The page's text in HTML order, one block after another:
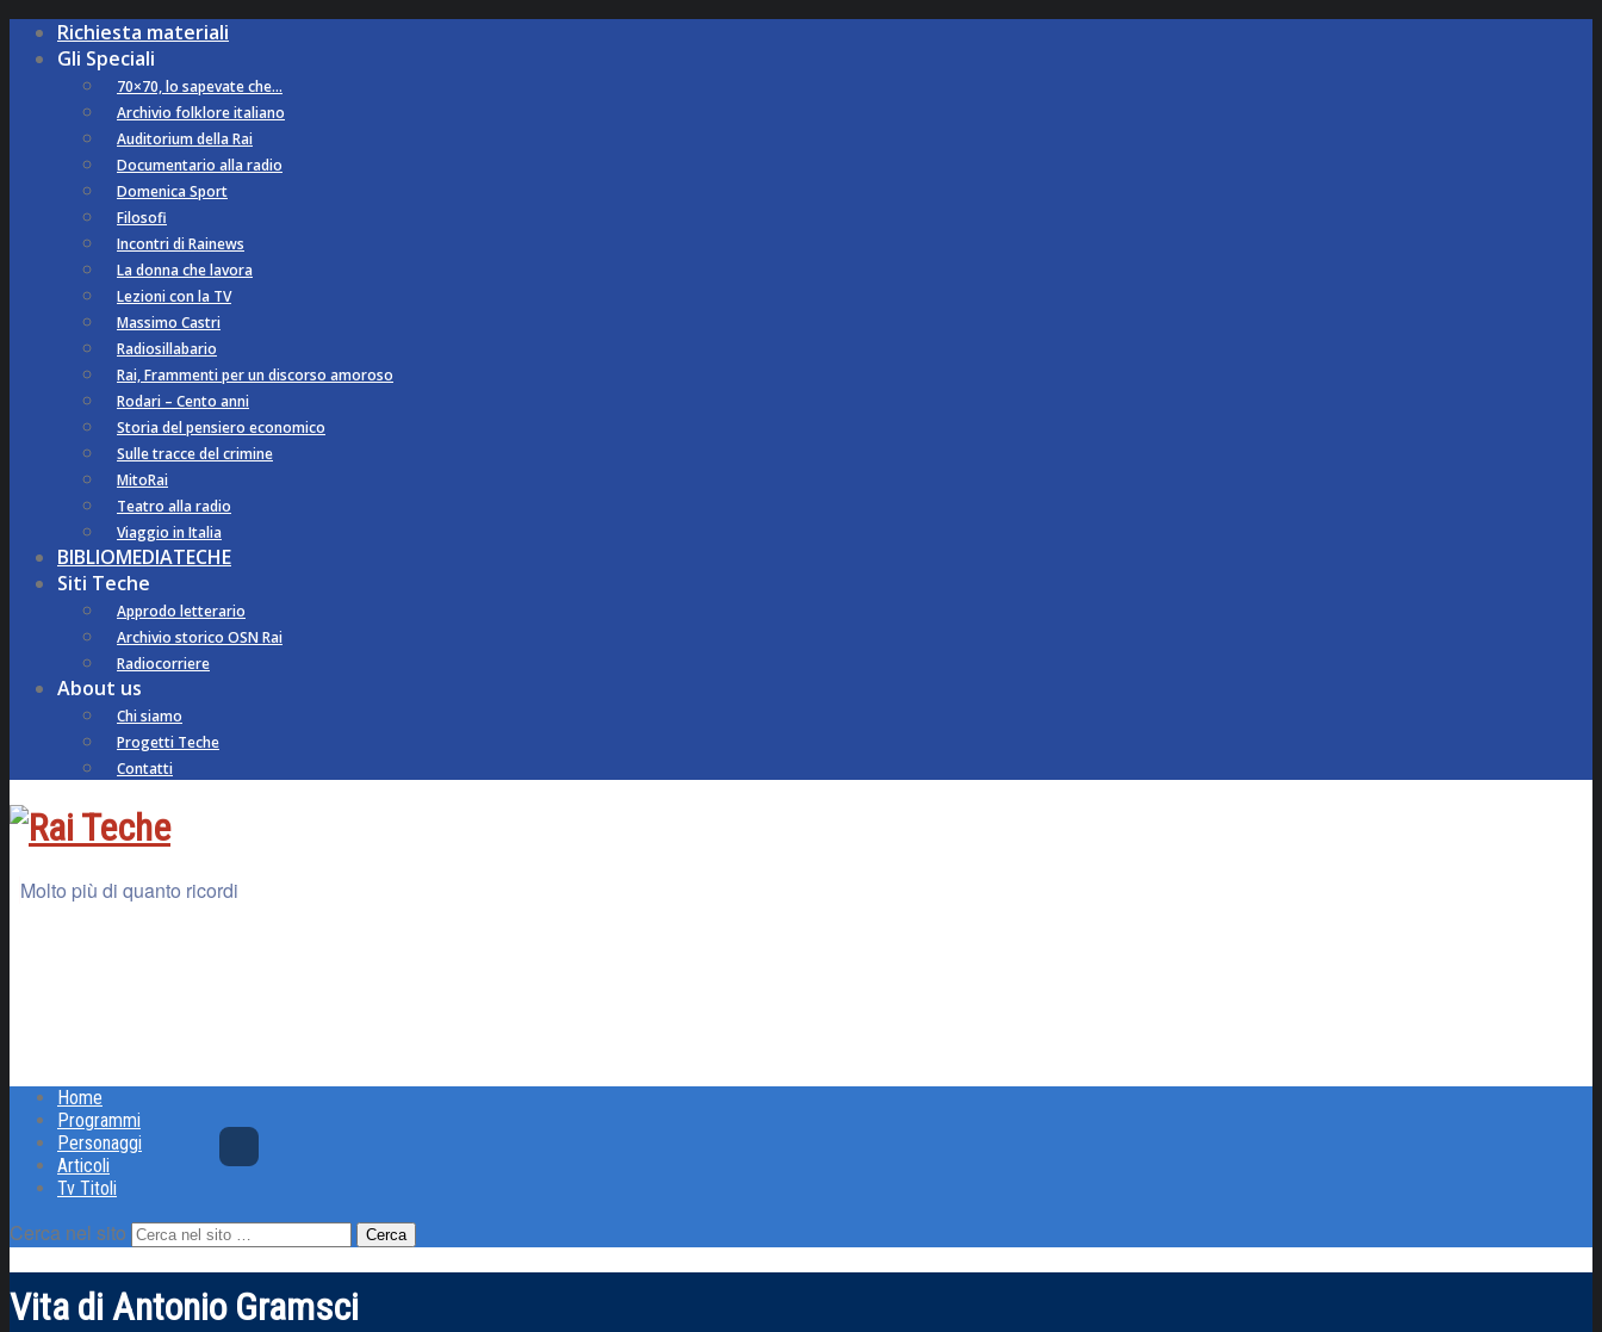
Richiesta materiali
Gli Speciali
70×70, lo sapevate che…
Archivio folklore italiano
Auditorium della Rai
Documentario alla radio
Domenica Sport
Filosofi
Incontri di Rainews
La donna che lavora
Lezioni con la TV
Massimo Castri
Radiosillabario
Rai, Frammenti per un discorso amoroso
Rodari – Cento anni
Storia del pensiero economico
Sulle tracce del crimine
MitoRai
Teatro alla radio
Viaggio in Italia
BIBLIOMEDIATECHE
Siti Teche
Approdo letterario
Archivio storico OSN Rai
Radiocorriere
About us
Chi siamo
Progetti Teche
Contatti
Molto più di quanto ricordi
Home
Programmi
Personaggi
Articoli
Tv Titoli
Cerca nel sito
Vita di Antonio Gramsci